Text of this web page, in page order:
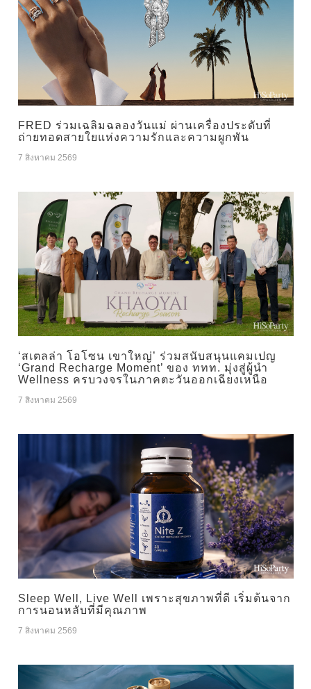
FRED ร่วมเฉลิมฉลองวันแม่ ผ่านเครื่องประดับที่
ถ่ายทอดสายใยแห่งความรักและความผูกพัน
7 สิงหาคม 2569
‘สเตลล่า โอโซน เขาใหญ่’ ร่วมสนับสนุนแคมเปญ
‘Grand Recharge Moment’ ของ ททท. มุ่งสู่ผู้นำ
Wellness ครบวงจรในภาคตะวันออกเฉียงเหนือ
7 สิงหาคม 2569
Sleep Well, Live Well เพราะสุขภาพที่ดี เริ่มต้นจาก
การนอนหลับที่มีคุณภาพ
7 สิงหาคม 2569